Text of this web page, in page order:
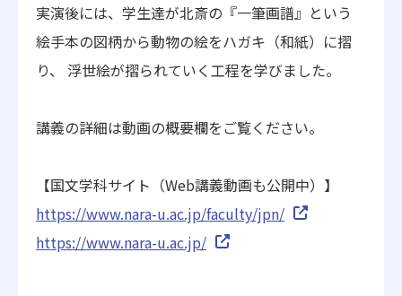
実演後には、学生達が北斎の『一筆画譜』という
絵手本の図柄から動物の絵をハガキ（和紙）に摺
り、 浮世絵が摺られていく工程を学びました。
講義の詳細は動画の概要欄をご覧ください。
【国文学科サイト（Web講義動画も公開中）】
https://www.nara-u.ac.jp/faculty/jpn/
https://www.nara-u.ac.jp/